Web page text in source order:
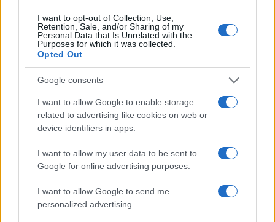
I want to opt-out of Collection, Use,
Retention, Sale, and/or Sharing of my
Personal Data that Is Unrelated with the
Purposes for which it was collected.
Opted Out
Google consents
I want to allow Google to enable storage
related to advertising like cookies on web or
device identifiers in apps.
I want to allow my user data to be sent to
Google for online advertising purposes.
I want to allow Google to send me
personalized advertising.
La sfida di ResQ per riprendere le operazioni di
soccorso dopo il ciclone Harry
PEOPLE NEWS